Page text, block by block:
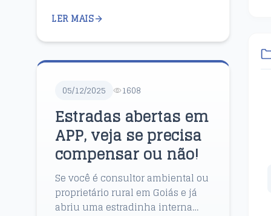
(PAF) da SEMAD-GO, o cerco apertou
LER MAIS
05/12/2025 1608
Estradas abertas em
APP, veja se precisa
compensar ou não!
Se você é consultor ambiental ou
proprietário rural em Goiás e já
abriu uma estradinha interna